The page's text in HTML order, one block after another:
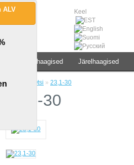
Keel
Veoauto & haagised Järelhaagised
Avaleht Otsi » 23,1-30
23,1-30
ALV